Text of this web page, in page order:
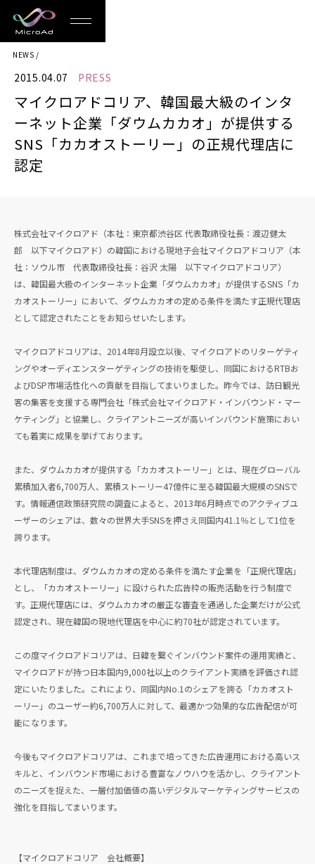
MicroAd
-
Redesigning
the
Future
Life
NEWS
2015.04.07 PRESS
マイクロアドコリア、韓国最大級のインタ
ーネット企業「ダウムカカオ」が提供する
SNS「カカオストーリー」の正規代理店に
認定
株式会社マイクロアド（本社：東京都渋谷区 代表取締役社長：渡辺健太
郎 以下マイクロアド）の韓国における現地子会社マイクロアドコリア（本
社：ソウル市 代表取締役社長：谷沢 太陽 以下マイクロアドコリア）
は、韓国最大級のインターネット企業「ダウムカカオ」が提供するSNS「カ
カオストーリー」において、ダウムカカオの定める条件を満たす正規代理店
として認定されたことをお知らせいたします。
マイクロアドコリアは、2014年8月設立以後、マイクロアドのリターゲティ
ングやオーディエンスターゲティングの技術を駆使し、同国におけるRTBお
よびDSP市場活性化への貢献を目指してまいりました。昨今では、訪日観光
客の集客を支援する専門会社「株式会社マイクロアド・インバウンド・マー
ケティング」と協業し、クライアントニーズが高いインバウンド施策におい
ても着実に成果を挙げております。
また、ダウムカカオが提供する「カカオストーリー」とは、現在グローバル
累積加入者6,700万人、累積ストーリー47億件に至る韓国最大規模のSNSで
す。情報通信政策研究院の調査によると、2013年6月時点でのアクティブユ
ーザーのシェアは、数々の世界大手SNSを押さえ同国内41.1％として1位を
誇ります。
本代理店制度は、ダウムカカオの定める条件を満たす企業を「正規代理店」
とし、「カカオストーリー」に設けられた広告枠の販売活動を行う制度で
す。正規代理店には、ダウムカカオの厳正な審査を通過した企業だけが公式
認定され、現在韓国の現地代理店を中心に約70社が認定されています。
この度マイクロアドコリアは、日韓を繋ぐインバウンド案件の運用実績と、
マイクロアドが持つ日本国内9,000社以上のクライアント実績を評価され認
定にいたりました。これにより、同国内No.1のシェアを誇る「カカオスト
ーリー」のユーザー約6,700万人に対して、最適かつ効果的な広告配信が可
能になります。
今後もマイクロアドコリアは、これまで培ってきた広告運用における高いス
キルと、インバウンド市場における豊富なノウハウを活かし、クライアント
のニーズを捉えた、一層付加価値の高いデジタルマーケティングサービスの
強化を目指してまいります。
【マイクロアドコリア 会社概要】